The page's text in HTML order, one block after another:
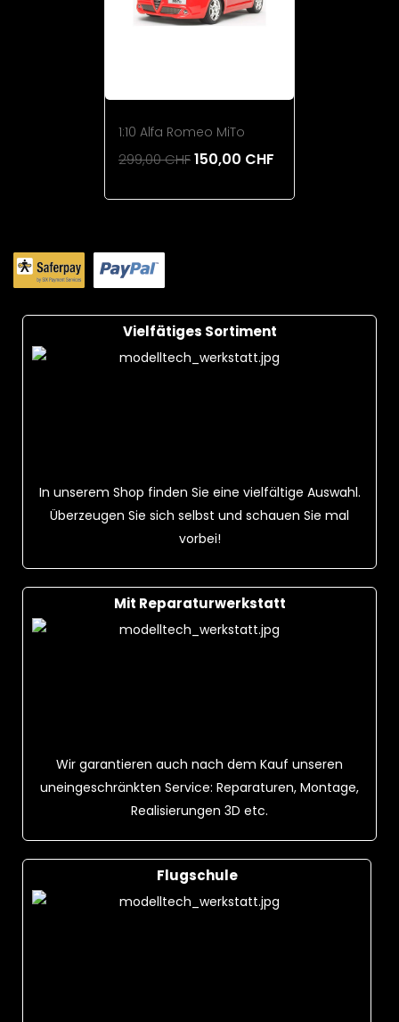
1:10 Alfa Romeo MiTo
299,00 CHF150,00 CHF
Vielfätiges Sortiment
In unserem Shop finden Sie eine vielfältige Auswahl.
Überzeugen Sie sich selbst und schauen Sie mal
vorbei!
Mit Reparaturwerkstatt
Wir garantieren auch nach dem Kauf unseren
uneingeschränkten Service: Reparaturen, Montage,
Realisierungen 3D etc.
Flugschule